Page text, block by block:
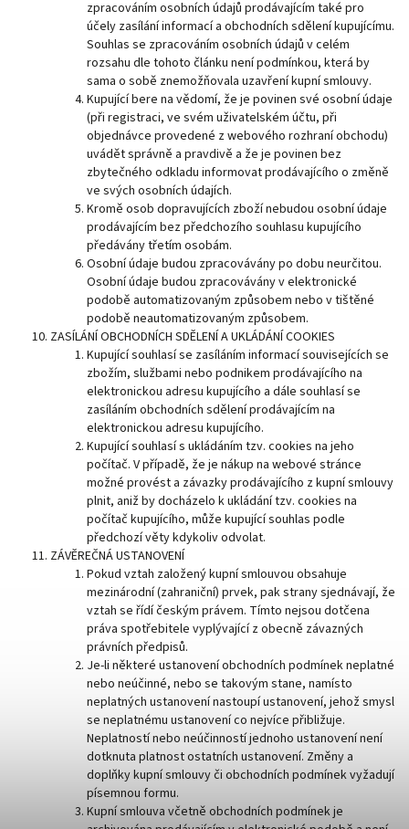
zpracováním osobních údajů prodávajícím také pro
účely zasílání informací a obchodních sdělení kupujícímu.
Souhlas se zpracováním osobních údajů v celém
rozsahu dle tohoto článku není podmínkou, která by
sama o sobě znemožňovala uzavření kupní smlouvy.
Kupující bere na vědomí, že je povinen své osobní údaje
(při registraci, ve svém uživatelském účtu, při
objednávce provedené z webového rozhraní obchodu)
uvádět správně a pravdivě a že je povinen bez
zbytečného odkladu informovat prodávajícího o změně
ve svých osobních údajích.
Kromě osob dopravujících zboží nebudou osobní údaje
prodávajícím bez předchozího souhlasu kupujícího
předávány třetím osobám.
Osobní údaje budou zpracovávány po dobu neurčitou.
Osobní údaje budou zpracovávány v elektronické
podobě automatizovaným způsobem nebo v tištěné
podobě neautomatizovaným způsobem.
ZASÍLÁNÍ OBCHODNÍCH SDĚLENÍ A UKLÁDÁNÍ COOKIES
Kupující souhlasí se zasíláním informací souvisejících se
zbožím, službami nebo podnikem prodávajícího na
elektronickou adresu kupujícího a dále souhlasí se
zasíláním obchodních sdělení prodávajícím na
elektronickou adresu kupujícího.
Kupující souhlasí s ukládáním tzv. cookies na jeho
počítač. V případě, že je nákup na webové stránce
možné provést a závazky prodávajícího z kupní smlouvy
plnit, aniž by docházelo k ukládání tzv. cookies na
počítač kupujícího, může kupující souhlas podle
předchozí věty kdykoliv odvolat.
ZÁVĚREČNÁ USTANOVENÍ
Pokud vztah založený kupní smlouvou obsahuje
mezinárodní (zahraniční) prvek, pak strany sjednávají, že
vztah se řídí českým právem. Tímto nejsou dotčena
práva spotřebitele vyplývající z obecně závazných
právních předpisů.
Je-li některé ustanovení obchodních podmínek neplatné
nebo neúčinné, nebo se takovým stane, namísto
neplatných ustanovení nastoupí ustanovení, jehož smysl
se neplatnému ustanovení co nejvíce přibližuje.
Neplatností nebo neúčinností jednoho ustanovení není
dotknuta platnost ostatních ustanovení. Změny a
doplňky kupní smlouvy či obchodních podmínek vyžadují
písemnou formu.
Kupní smlouva včetně obchodních podmínek je